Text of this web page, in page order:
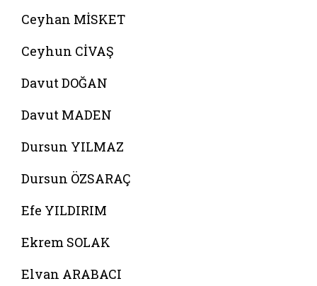
Ceyhan MİSKET
Ceyhun CİVAŞ
Davut DOĞAN
Davut MADEN
Dursun YILMAZ
Dursun ÖZSARAÇ
Efe YILDIRIM
Ekrem SOLAK
Elvan ARABACI